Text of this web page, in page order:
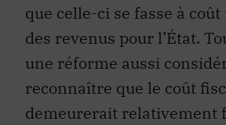
que celle-ci se fasse à
des revenus pour l’État.
une réforme aussi
reconnaître que le coût
demeurerait relativement